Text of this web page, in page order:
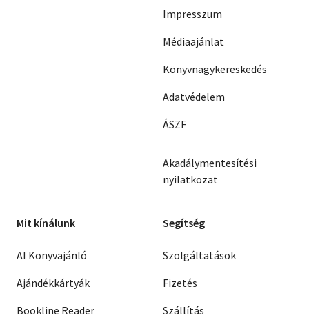
Impresszum
Médiaajánlat
Könyvnagykereskedés
Adatvédelem
ÁSZF
Akadálymentesítési
nyilatkozat
Mit kínálunk
AI Könyvajánló
Ajándékkártyák
Bookline Reader
Segítség
Szolgáltatások
Fizetés
Szállítás